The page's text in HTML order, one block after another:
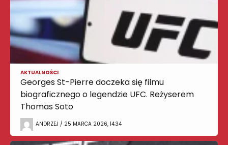
AKTUALNOŚCI
Georges St-Pierre doczeka się filmu
biograficznego o legendzie UFC. Reżyserem
Thomas Soto
ANDRZEJ / 25 MARCA 2026, 14:34